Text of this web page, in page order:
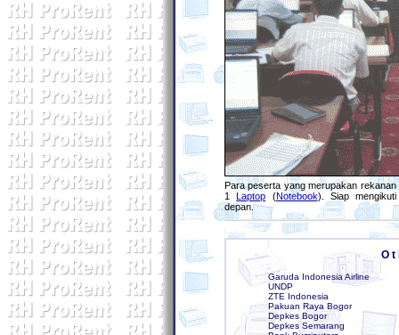
Para peserta yang merupakan
1Laptop (Notebook). Siap
O t
Garuda Indonesia Airline
UNDP
ZTE Indonesia
Pakuan Raya Bogor
Depkes Bogor
Depkes Semarang